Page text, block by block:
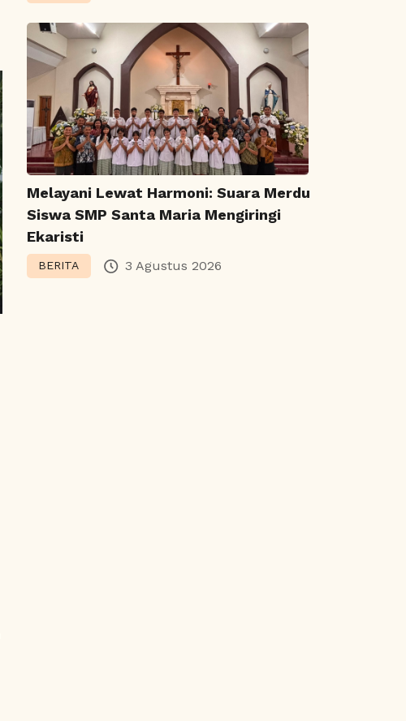
Melayani Lewat Harmoni: Suara Merdu
Siswa SMP Santa Maria Mengiringi
Ekaristi
BERITA 3 Agustus 2026